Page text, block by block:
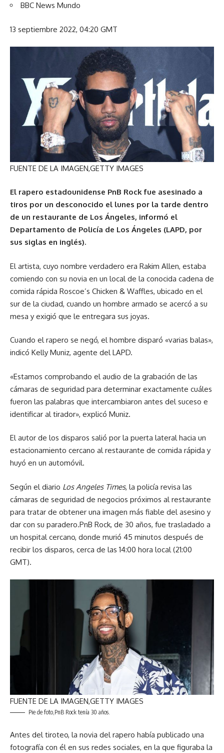
BBC News Mundo
13 septiembre 2022, 04:20 GMT
FUENTE DE LA IMAGEN,GETTY IMAGES
El rapero estadounidense PnB Rock fue asesinado a
tiros por un desconocido el lunes por la tarde dentro
de un restaurante de Los Ángeles, informó el
Departamento de Policía de Los Ángeles (LAPD, por
sus siglas en inglés).
El artista, cuyo nombre verdadero era Rakim Allen, estaba
comiendo con su novia en un local de la conocida cadena de
comida rápida Roscoe’s Chicken & Waffles, ubicado en el
sur de la ciudad, cuando un hombre armado se acercó a su
mesa y exigió que le entregara sus joyas.
Cuando el rapero se negó, el hombre disparó «varias balas»,
indicó Kelly Muniz, agente del LAPD.
«Estamos comprobando el audio de la grabación de las
cámaras de seguridad para determinar exactamente cuáles
fueron las palabras que intercambiaron antes del suceso e
identificar al tirador», explicó Muniz.
El autor de los disparos salió por la puerta lateral hacia un
estacionamiento cercano al restaurante de comida rápida y
huyó en un automóvil.
Según el diario Los Angeles Times, la policía revisa las
cámaras de seguridad de negocios próximos al restaurante
para tratar de obtener una imagen más fiable del asesino y
dar con su paradero.PnB Rock, de 30 años, fue trasladado a
un hospital cercano, donde murió 45 minutos después de
recibir los disparos, cerca de las 14:00 hora local (21:00
GMT).
FUENTE DE LA IMAGEN,GETTY IMAGES
Pie de foto, PnB Rock tenía 30 años.
Antes del tiroteo, la novia del rapero había publicado una
fotografía con él en sus redes sociales, en la que figuraba la